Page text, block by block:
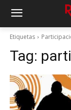
Etiquetas
Tag: